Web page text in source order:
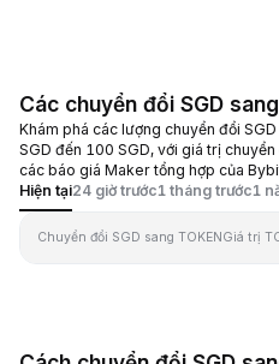
Các chuyển đổi SGD
Khám phá các lượng chuyển đổi
SGD đến 100 SGD, với giá trị
các báo giá Maker tổng hợp của
Hiện tại24 giờ trước1 tháng trước1
Chuyển đổi SGD sang TOKENGiá trị